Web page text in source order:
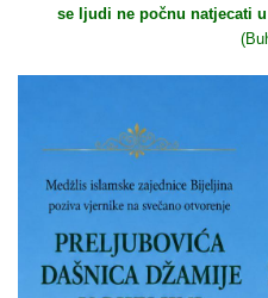
se ljudi ne počnu natjecati